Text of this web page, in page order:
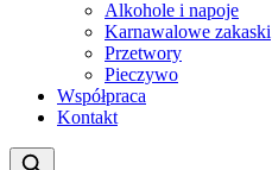
Alkohole i napoje
Karnawalowe zakaski
Przetwory
Pieczywo
Współpraca
Kontakt